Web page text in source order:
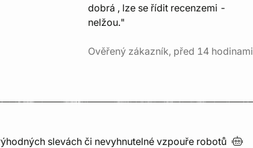
dobrá , lze se řídit recenzemi -
nelžou."
Ověřený zákazník, před 14 hodinami
slevách či nevyhnutelné vzpouře robotů